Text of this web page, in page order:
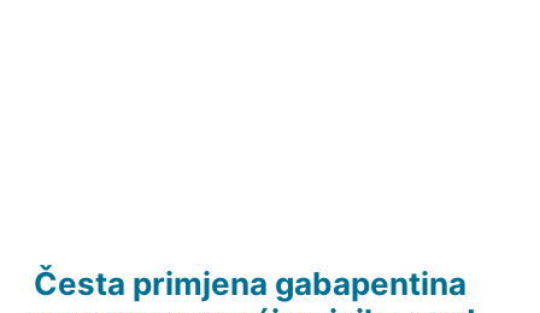
Česta primjena gabapentina